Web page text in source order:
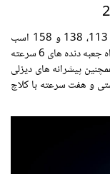
رنو پیشرانه های 1.3 لیتری TCe با قدرت های 99، 113، 138 و 158 اسب
بخاری را برای این خودرو عرضه کرده است که به همراه جعبه دنده های 6 سرعته
همچنین پیشرانه های دیزلی
گیربکس های 6 سرعته دستی و هفت سرعته با کلاچ